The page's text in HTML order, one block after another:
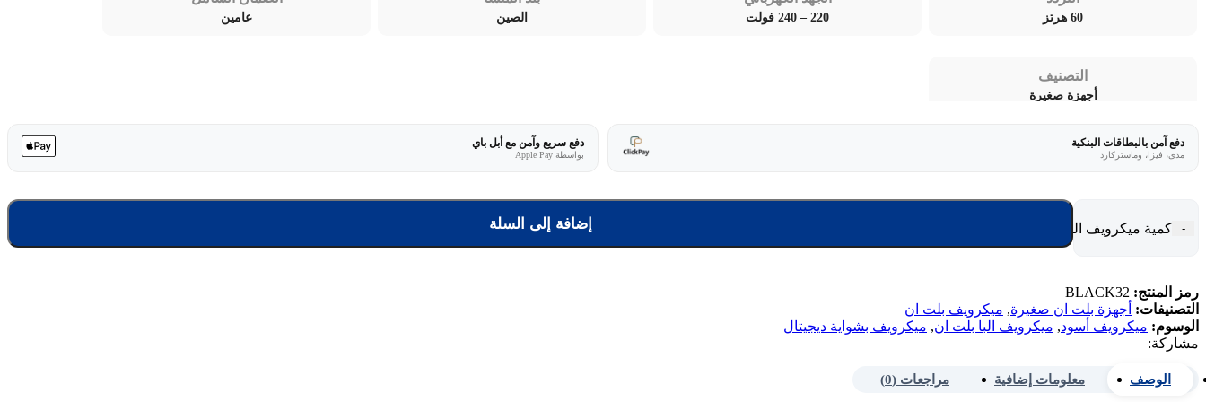
60 هرتز 220 – 240 فولت الصين عامين
التصنيف
أجهزة صغيرة
دفع آمن بالبطاقات البنكية
مدى، فيزا، وماستركارد
دفع سريع وآمن مع أبل باي
بواسطة Apple Pay
- كمية ميكرويف البا بلت ان 30 لتر بشوايه ديجيتال - أسود BLACK32 إضافة إلى السلة
رمز المنتج: BLACK32
التصنيفات: أجهزة بلت ان صغيرة, ميكرويف بلت ان
الوسوم: ميكرويف أسود, ميكرويف البا بلت ان, ميكرويف بشواية ديجيتال
مشاركة:
الوصف معلومات إضافية مراجعات (0)